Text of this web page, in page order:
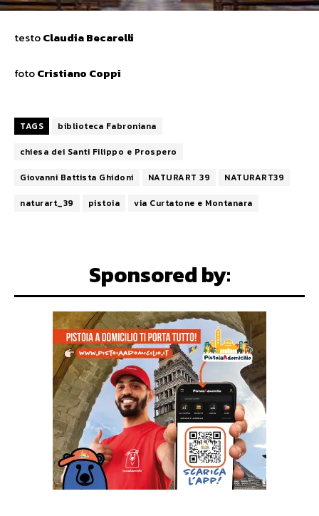
testoClaudiaBecarelli
fotoCristiano Coppi
TAGS
biblioteca Fabroniana
chiesa dei Santi Filippo e Prospero
Giovanni Battista Ghidoni
NATURART 39
NATURART39
naturart_39
pistoia via Curtatone e Montanara
Sponsored by: